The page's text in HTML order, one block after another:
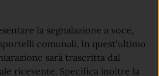
la segnalazione a voce,
comunali. In quest'ultimo
sarà trascritta dal
ricevente. Specifica inoltre la